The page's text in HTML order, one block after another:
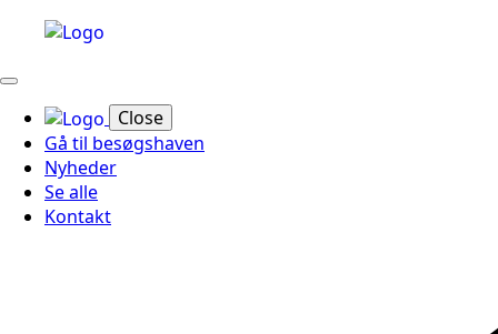
Close
Gå til besøgshaven
Nyheder
Se alle
Kontakt